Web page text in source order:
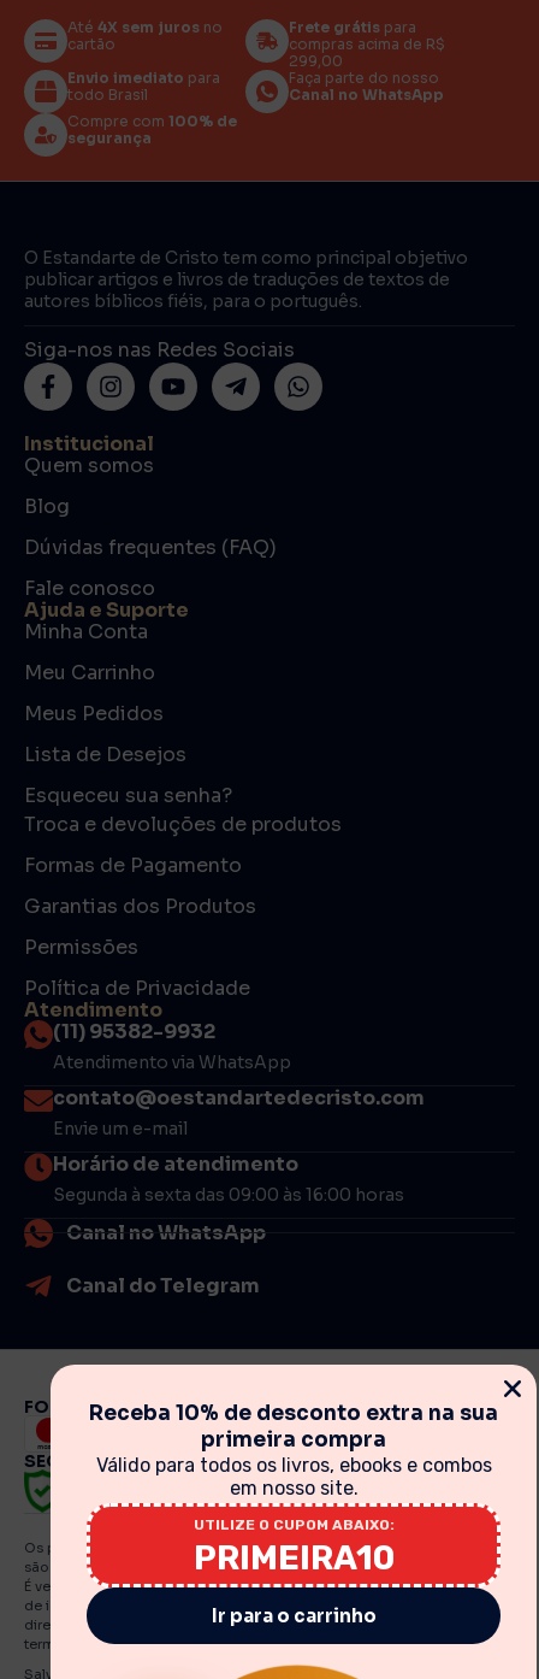
Até 4X sem juros no
cartão
Frete grátis para
compras acima de R$
299,00
Envio imediato para
todo Brasil
Faça parte do nosso
Canal no WhatsApp
Compre com 100% de
segurança
O Estandarte de Cristo tem como principal objetivo
publicar artigos e livros de traduções de textos de
autores bíblicos fiéis, para o português.
Siga-nos nas Redes Sociais
Institucional
Quem somos
Blog
Dúvidas frequentes (FAQ)
Fale conosco
Ajuda e Suporte
Minha Conta
Meu Carrinho
Meus Pedidos
Lista de Desejos
Esqueceu sua senha?
Troca e devoluções de produtos
Formas de Pagamento
Garantias dos Produtos
Permissões
Política de Privacidade
Atendimento
(11) 95382-9932
Atendimento via WhatsApp
contato@oestandartedecristo.com
Envie um e-mail
Horário de atendimento
Segunda à sexta das 09:00 às 16:00 horas
Canal no WhatsApp
Canal do Telegram
FORMAS DE PAGAMENTO
SEGURANÇA
Os preços, promoções, condições de pagamento, frete e produtos
são válidos exclusivamente para compras realizadas via internet.
É vedada qualquer reprodução, total ou parcial, de qualquer elemento
de identidade, sem expressa autorização. A violação de qualquer
direito mencionado implicará na responsabilização cível e criminal nos
termos da Lei. Fotos meramente ilustrativas.
Salvo indicações em contrário, os e Books e artigos traduzidos e
Receba 10% de desconto extra na sua
primeira compra
Válido para todos os livros, ebooks e combos
em nosso site.
UTILIZE O CUPOM ABAIXO:
PRIMEIRA10
Ir para o carrinho